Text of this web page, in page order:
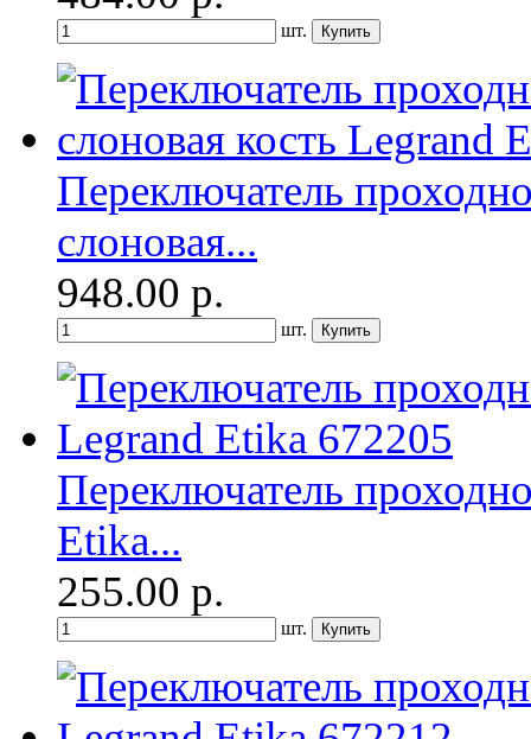
шт.
Переключатель
слоновая...
948.00 р.
шт.
Переключатель
Etika...
255.00 р.
шт.